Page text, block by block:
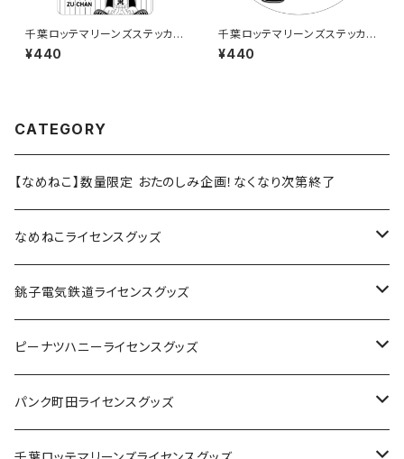
千葉ロッテマリーンズステッカー
11
¥440
千葉ロッテマリーンズステッカー
8
¥440
CATEGORY
【なめねこ】数量限定 おたのしみ企画！なくなり次第終了
なめねこライセンスグッズ
Tシャツ
キャップ
ステッカー
缶バッジ
銚子電気鉄道ライセンスグッズ
ステッカー
缶バッジ
アクリルキーホルダー
ピーナツハニーライセンスグッズ
Tシャツ
キャップ
パンク町田ライセンスグッズ
Tシャツ